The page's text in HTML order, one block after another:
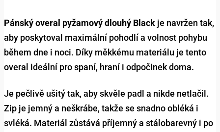
Pánský overal pyžamový dlouhý Black je navržen tak,
aby poskytoval maximální pohodlí a volnost pohybu
během dne i noci. Díky měkkému materiálu je tento
overal ideální pro spaní, hraní i odpočinek doma.
Je pečlivě ušitý tak, aby skvěle padl a nikde netlačil.
Zip je jemný a neškrábe, takže se snadno obléká i
svléká. Materiál zůstává příjemný a stálobarevný i po